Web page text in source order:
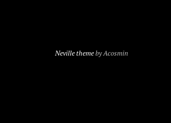
Neville themeby Acosmin